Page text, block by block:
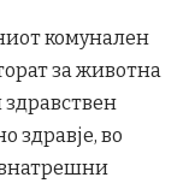
комунален
за животна
здравје, во
внатрешни